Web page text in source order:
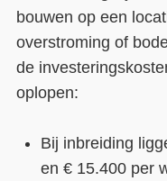
bouwen op een
overstroming of
de
oplopen:
Bij inbreiding
en € 15.400 per